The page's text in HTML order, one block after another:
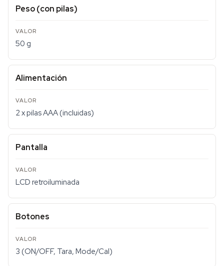
Peso (con pilas)
50 g
Alimentación
2 x pilas AAA (incluidas)
Pantalla
LCD retroiluminada
Botones
3 (ON/OFF, Tara, Mode/Cal)